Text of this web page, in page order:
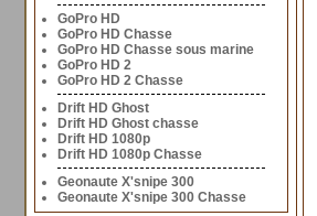
GoPro HD
GoPro HD Chasse
GoPro HD Chasse sous marine
GoPro HD 2
GoPro HD 2 Chasse
Drift HD Ghost
Drift HD Ghost chasse
Drift HD 1080p
Drift HD 1080p Chasse
Geonaute X'snipe 300
Geonaute X'snipe 300 Chasse